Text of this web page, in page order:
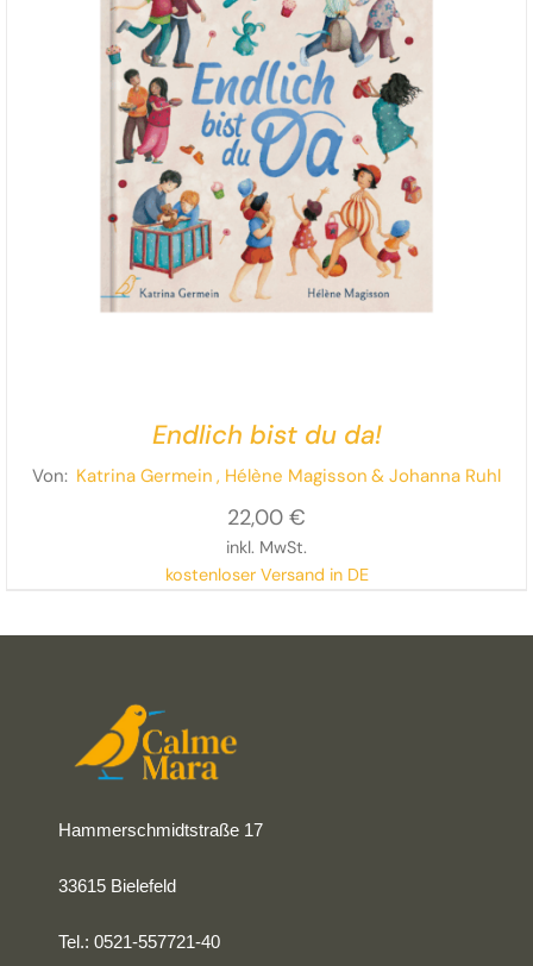
Endlich bist du da!
Von: Katrina Germein , Hélène Magisson & Johanna Ruhl
22,00 €
inkl. MwSt.
kostenloser Versand in DE
Hammerschmidtstraße 17
33615 Bielefeld
Tel.: 0521-557721-40